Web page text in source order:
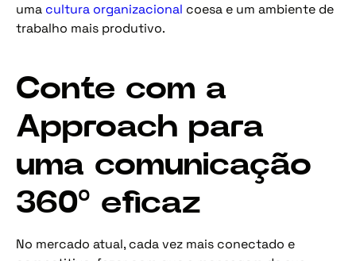
uma cultura organizacional coesa e um ambiente de
trabalho mais produtivo.
Conte com a
Approach para
uma comunicação
360º eficaz
No mercado atual, cada vez mais conectado e